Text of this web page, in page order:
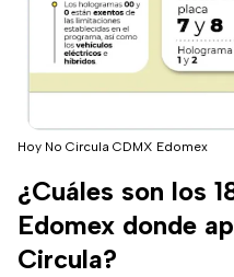
Hoy No Circula CDMX Edomex
¿Cuáles son los
Edomex donde
Circula?